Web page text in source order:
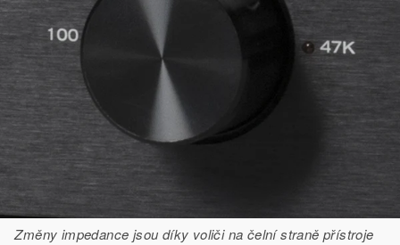
Změny impedance jsou díky voliči na čelní straně přístroje